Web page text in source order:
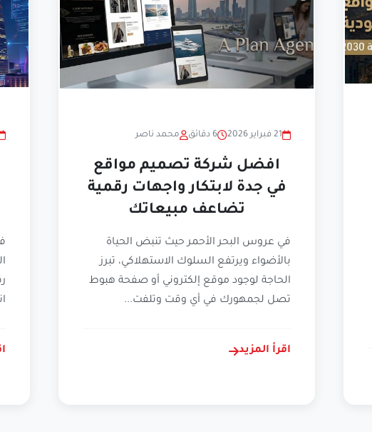
21 فبراير 2026 6 دقائق محمد ناصر
افضل شركة تصميم مواقع
في جدة لابتكار واجهات رقمية
تضاعف مبيعاتك
في عروس البحر الأحمر حيث تنبض الحياة
بالأضواء ويرتفع السلوك الاستهلاكي، تبرز
الحاجة لوجود موقع إلكتروني أو صفحة هبوط
تصل لجمهورك في أي وقت وتلفت...
اقرأ المزيد